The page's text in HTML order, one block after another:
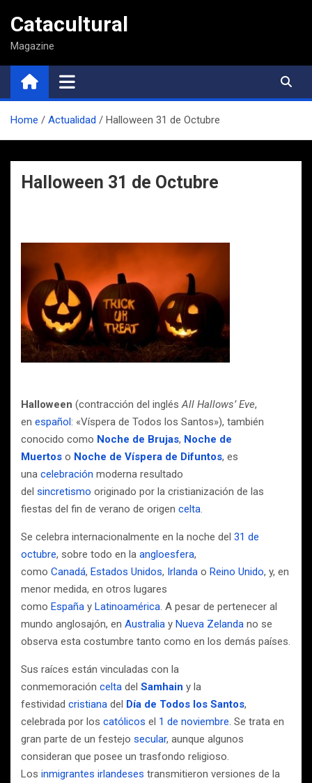
contenido
Catacultural
Magazine
Home Actualidad Halloween 31 de Octubre
Halloween 31 de Octubre
Halloween (contracción del inglésAll Hallows’ Eve,
en español: «Víspera de Todos los Santos»), también
conocido como Noche de Brujas, Noche de
Muertos o Noche de Víspera de Difuntos, es
una celebración moderna resultado
del sincretismo originado por la cristianización de las
fiestas del fin de verano de origen celta.
Se celebra internacionalmente en la noche del 31 de
octubre, sobre todo en la angloesfera,
como Canadá, Estados Unidos, Irlanda o Reino Unido, y, en
menor medida, en otros lugares
como España y Latinoamérica. A pesar de pertenecer al
mundo anglosajón, en Australia y Nueva Zelanda no se
observa esta costumbre tanto como en los demás países.
Sus raíces están vinculadas con la
conmemoración celta del Samhain y la
festividad cristiana del Día de Todos los Santos,
celebrada por los católicos el 1 de noviembre. Se trata en
gran parte de un festejo secular, aunque algunos
consideran que posee un trasfondo religioso.
Los inmigrantes irlandeses transmitieron versiones de la